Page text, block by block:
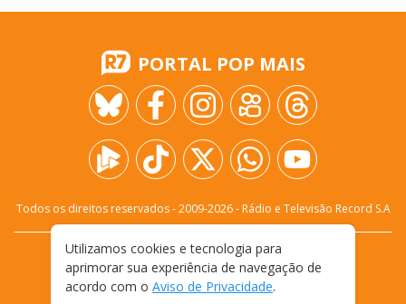
PORTAL POP MAIS
Todos os direitos reservados - 2009-2026- Rádio e Televisão Record S.A
FALE CONOSCO
PRIVACIDADE
TERMOS E CONDIÇÕES DE USO
Utilizamos cookies e tecnologia para
aprimorar sua experiência de navegação de
acordo com o Aviso de Privacidade.